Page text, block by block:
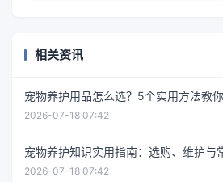
相关资讯
宠物养护用品怎么选？5个实用方法教
2026-07-18 07:42
宠物养护知识实用指南：选购、维护与
2026-07-18 07:42